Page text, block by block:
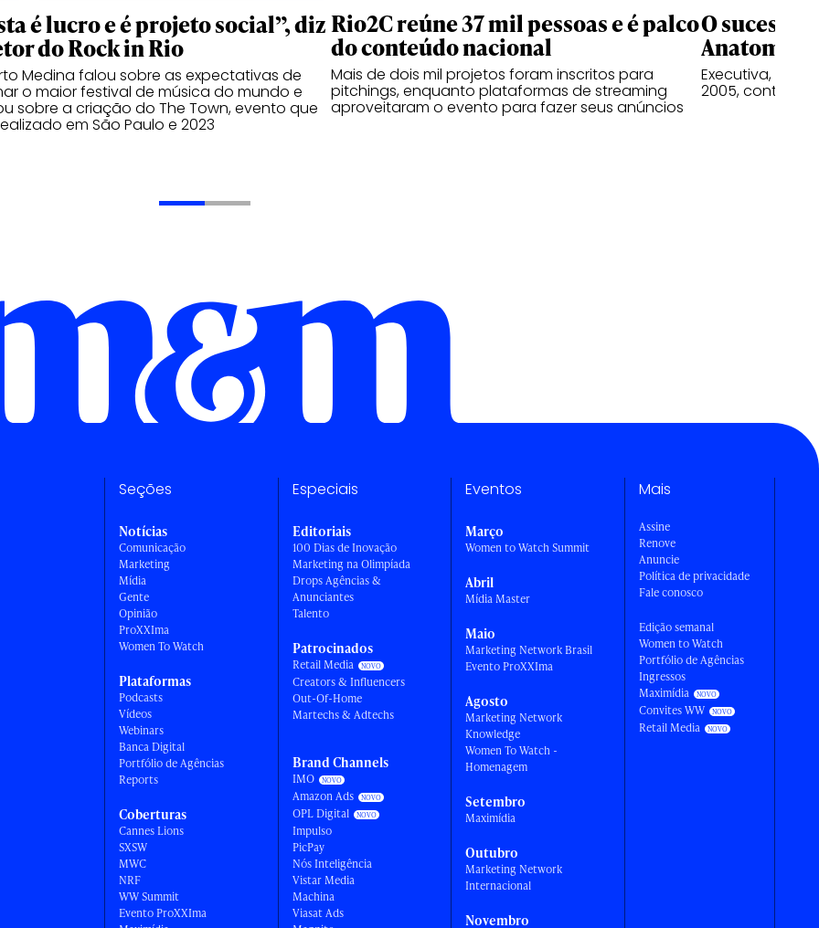
é lucro e é projeto social”, diz
do Rock in Rio
Medina falou sobre as expectativas de
o maior festival de música do mundo e
sobre a criação do The Town, evento que
em São Paulo e 2023
Rio2C reúne 37 mil pessoas e é palco
do conteúdo nacional
Mais de dois mil projetos foram inscritos para
pitchings, enquanto plataformas de streaming
aproveitaram o evento para fazer seus anúncios
O sucesso
Anatomy
Executiva,
2005, contam
Seções
Notícias
Comunicação
Marketing
Mídia
Gente
Opinião
ProXXIma
Women To Watch
Plataformas
Podcasts
Vídeos
Webinars
Banca Digital
Portfólio de Agências
Reports
Coberturas
Cannes Lions
SXSW
MWC
NRF
WW Summit
Evento ProXXIma
Especiais
Editoriais
100 Dias de Inovação
Marketing na Olimpíada
Drops Agências &
Anunciantes
Talento
Patrocinados
Retail Media
Creators & Influencers
Out-Of-Home
Martechs & Adtechs
Brand Channels
IMO
Amazon Ads
OPL Digital
Impulso
PicPay
Nós Inteligência
Vistar Media
Machina
Viasat Ads
Eventos
Março
Women to Watch Summit
Abril
Mídia Master
Maio
Marketing Network Brasil
Evento ProXXIma
Agosto
Marketing Network
Knowledge
Women To Watch -
Homenagem
Setembro
Maximídia
Outubro
Marketing Network
Internacional
Novembro
Mais
Assine
Renove
Anuncie
Política de privacidade
Fale conosco
Edição semanal
Women to Watch
Portfólio de Agências
Ingressos
Maximídia
Convites WW
Retail Media